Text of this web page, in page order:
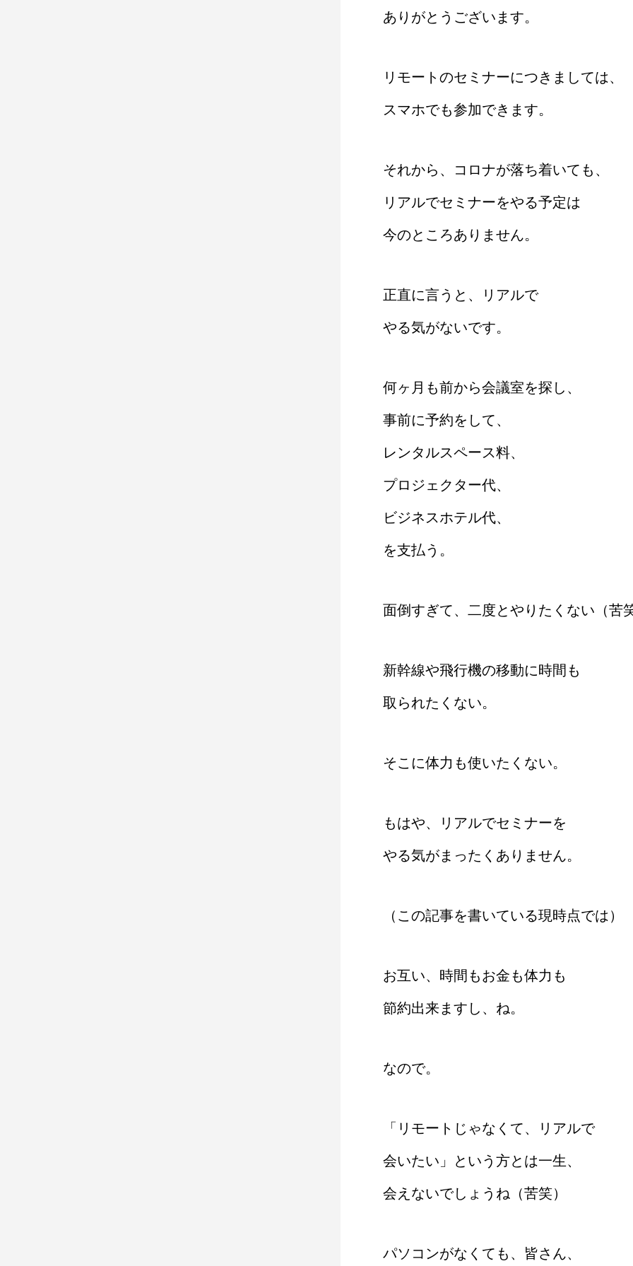
ありがとうございます。
リモートのセミナーにつきましては、
スマホでも参加できます。
それから、コロナが落ち着いても、
リアルでセミナーをやる予定は
今のところありません。
正直に言うと、リアルで
やる気がないです。
何ヶ月も前から会議室を探し、
事前に予約をして、
レンタルスペース料、
プロジェクター代、
ビジネスホテル代、
を支払う。
面倒すぎて、二度とやりたくない（苦
新幹線や飛行機の移動に時間も
取られたくない。
そこに体力も使いたくない。
もはや、リアルでセミナーを
やる気がまったくありません。
（この記事を書いている現時点では）
お互い、時間もお金も体力も
節約出来ますし、ね。
なので。
「リモートじゃなくて、リアルで
会いたい」という方とは一生、
会えないでしょうね（苦笑）
パソコンがなくても、皆さん、